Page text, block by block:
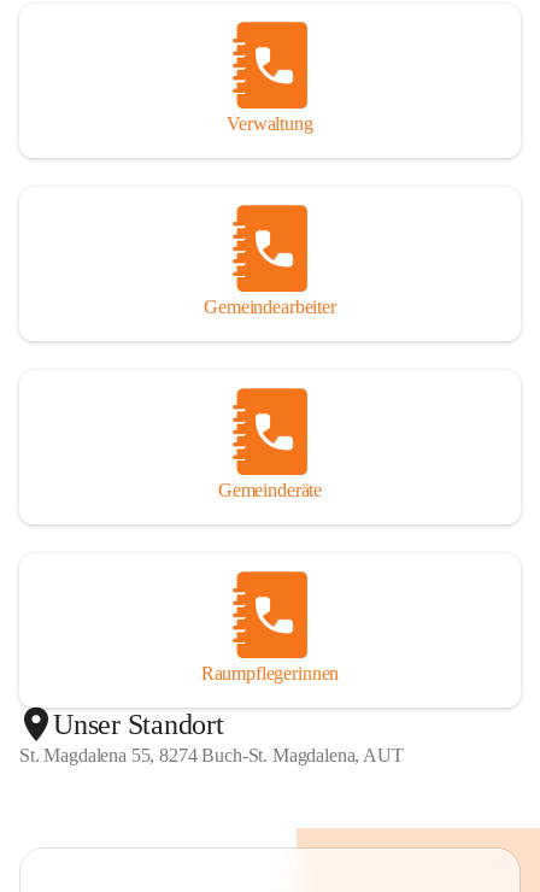
Verwaltung
Gemeindearbeiter
Gemeinderäte
Raumpflegerinnen
Unser Standort
St. Magdalena 55, 8274 Buch-St. Magdalena, AUT